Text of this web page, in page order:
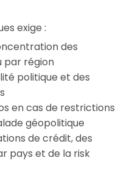
exige :
des
par région
politique et des
en cas de restrictions
géopolitique
de crédit, des
pays et de la risk